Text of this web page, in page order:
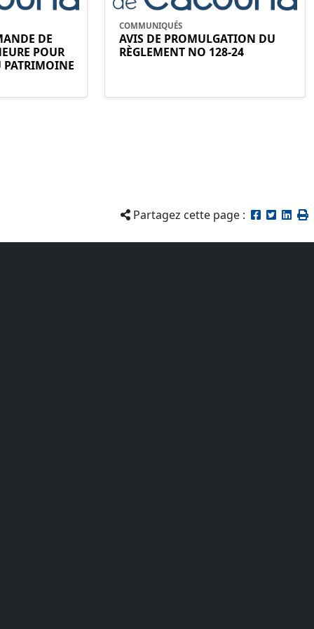
DE
POUR
PATRIMOINE
COMMUNIQUÉS
AVIS DE PROMULGATION DU
RÈGLEMENT NO 128-24
Partagez cette page :